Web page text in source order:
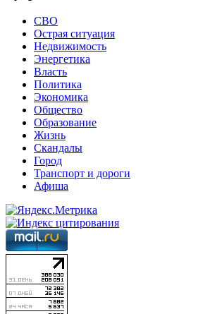
СВО
Острая ситуация
Недвижимость
Энергетика
Власть
Политика
Экономика
Общество
Образование
Жизнь
Скандалы
Город
Транспорт и дороги
Афиша